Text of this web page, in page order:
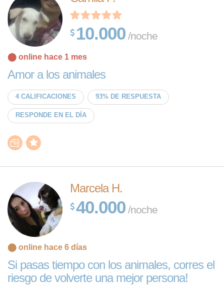
10.000 /noche
⬤ online hace 1 mes
Amor a los animales
4 CALIFICACIONES 93% DE RESPUESTA
RESPONDE EN EL DÍA
Marcela H.
40.000 /noche
⬤ online hace 6 días
Si pasas tiempo con los animales, corres el
riesgo de volverte una mejor persona!